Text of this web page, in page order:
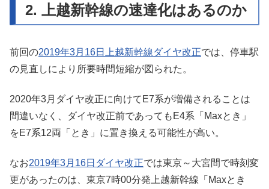
2. 上越新幹線の速達化はあるのか
前回の2019年3月16日上越新幹線ダイヤ改正では、停車駅
の見直しにより所要時間短縮が図られた。
2020年3月ダイヤ改正に向けてE7系が増備されることは
間違いなく、ダイヤ改正前であってもE4系「Maxとき」
をE7系12両「とき」に置き換える可能性が高い。
なお2019年3月16日ダイヤ改正では東京～大宮間で時刻変
更があったのは、東京7時00分発上越新幹線「Maxとき